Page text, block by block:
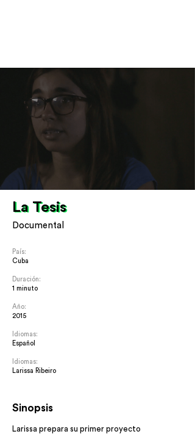
La Tesis
La Tesis
Documental
País:
Cuba
Duración:
1 minuto
Año:
2015
Idiomas:
Español
Idiomas:
Larissa Ribeiro
Sinopsis
Larissa prepara su primer proyecto